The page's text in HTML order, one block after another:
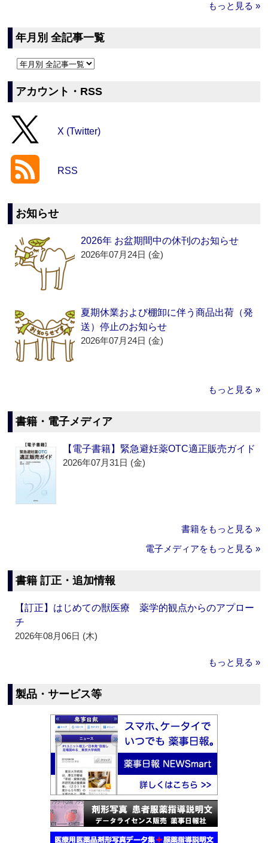
もっと見る »
年月別 全記事一覧
アカウント・RSS
X (Twitter)
RSS
お知らせ
2026年 お盆期間中の休刊のお知らせ
2026年07月24日 (金)
夏期休業および棚卸に伴う商品出荷（発
送）停止のお知らせ
2026年07月24日 (金)
もっと見る »
書籍・電子メディア
【電子書籍】緊急避妊薬OTC適正販売ガイド
2026年07月31日 (金)
書籍をもっと見る »
電子メディアをもっと見る »
書籍 訂正・追加情報
【訂正】はじめての獣医療 薬学的観点からのアプロー
チ
2026年08月06日 (木)
もっと見る »
製品・サービス等